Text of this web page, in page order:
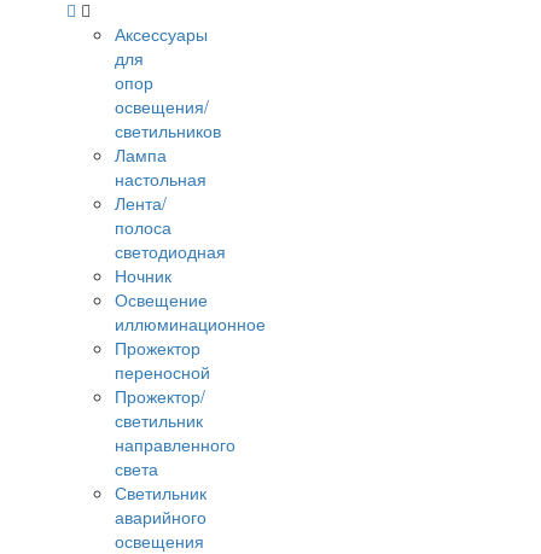
Аксессуары
для
опор
освещения/
светильников
Лампа
настольная
Лента/
полоса
светодиодная
Ночник
Освещение
иллюминационное
Прожектор
переносной
Прожектор/
светильник
направленного
света
Светильник
аварийного
освещения